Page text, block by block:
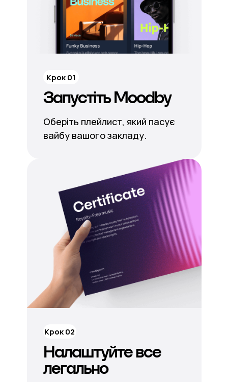
Запустіть Moodby
Оберіть плейлист, який пасує
вайбу вашого закладу.
Крок 01
Налаштуйте все
легально
Крок 02